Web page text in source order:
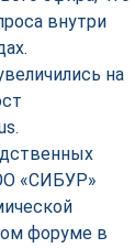
внутри
на
«СИБУР»
форуме в